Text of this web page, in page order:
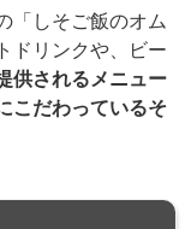
「しそご飯のオム
ドリンクや、ビー
供されるメニュー
こだわっているそ